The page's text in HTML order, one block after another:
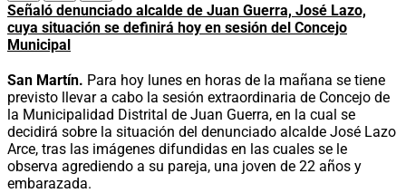
Señaló denunciado alcalde de Juan Guerra, José Lazo,
cuya situación se definirá hoy en sesión del Concejo
Municipal
San Martín. Para hoy lunes en horas de la mañana se tiene
previsto llevar a cabo la sesión extraordinaria de Concejo de
la Municipalidad Distrital de Juan Guerra, en la cual se
decidirá sobre la situación del denunciado alcalde José Lazo
Arce, tras las imágenes difundidas en las cuales se le
observa agrediendo a su pareja, una joven de 22 años y
embarazada.